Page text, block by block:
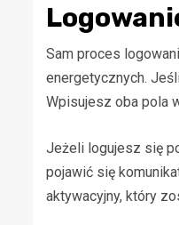
Sam proces
energetycznych.
Wpisujesz oba pola
Jeżeli logujesz się
pojawić się
aktywacyjny, który